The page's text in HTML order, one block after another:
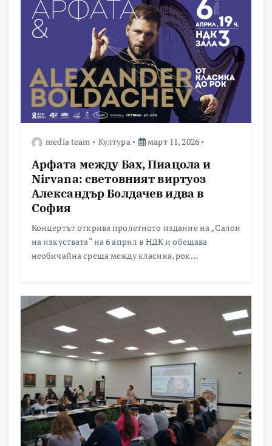
media team Култура март 11, 2026
Арфата между Бах, Пиацола и
Nirvana: световният виртуоз
Александър Болдачев идва в
София
Концертът открива пролетното издание на „Салон
на изкуствата“ на 6 април в НДК и обещава
необичайна среща между класика, рок…